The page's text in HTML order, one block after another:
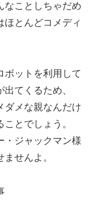
なことしちゃだめ
ほとんどコメディ
ボットを利用して
てくるため、
ダメな親なんだけ
とでしょう。
・ジャックマン様
せんよ。